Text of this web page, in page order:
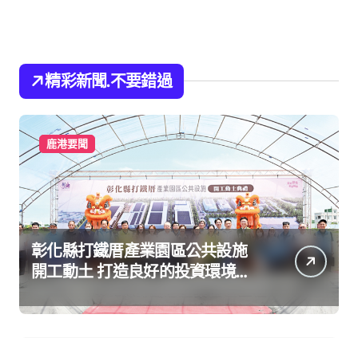
精彩新聞.不要錯過
鹿港要聞
彰化縣打鐵厝產業園區公共設施
開工動土 打造良好的投資環境讓